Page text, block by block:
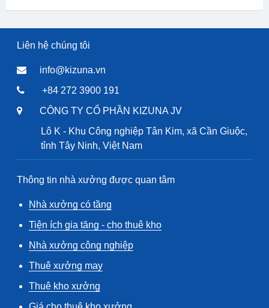
Liên hệ chúng tôi
info@kizuna.vn
+84 272 3900 191
CÔNG TY CỔ PHẦN KIZUNA JV
Lô K - Khu Công nghiệp Tân Kim, xã Cần Giuộc,
tỉnh Tây Ninh, Việt Nam
Thông tin nhà xưởng được quan tâm
Nhà xưởng có tầng
Tiện ích gia tăng - cho thuê kho
Nhà xưởng công nghiệp
Thuê xưởng may
Thuê kho xưởng